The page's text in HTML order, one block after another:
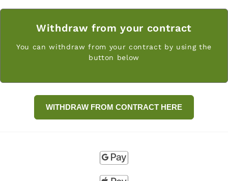
Withdraw from your contract
You can withdraw from your contract by using the
button below